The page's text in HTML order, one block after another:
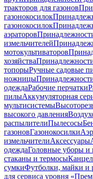
тракторов для газонов
газонокосилок
газонокосилок
аэраторов
измельчителей
мотокультиваторов
хозяйства
топорыРучные садовые
ножницы
одеждаРабочие перчатки
пилыАккумуляторная
мультисистемы
высокого давления
распылителиПылесосы
газоновГазонокосилки
измельчителиАксессуары
одеждаГоловные уборы
стаканы и термосы
сумкиФутболки, майки и
для сервиса уровня